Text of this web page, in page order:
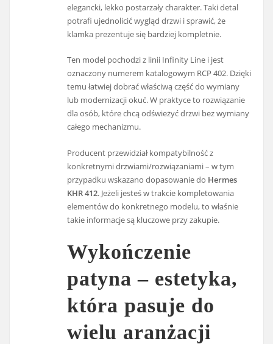
elegancki, lekko postarzały charakter. Taki detal
potrafi ujednolicić wygląd drzwi i sprawić, że
klamka prezentuje się bardziej kompletnie.
Ten model pochodzi z linii Infinity Line i jest
oznaczony numerem katalogowym RCP 402. Dzięki
temu łatwiej dobrać właściwą część do wymiany
lub modernizacji okuć. W praktyce to rozwiązanie
dla osób, które chcą odświeżyć drzwi bez wymiany
całego mechanizmu.
Producent przewidział kompatybilność z
konkretnymi drzwiami/rozwiązaniami – w tym
przypadku wskazano dopasowanie do Hermes
KHR 412. Jeżeli jesteś w trakcie kompletowania
elementów do konkretnego modelu, to właśnie
takie informacje są kluczowe przy zakupie.
Wykończenie
patyna – estetyka,
która pasuje do
wielu aranżacji